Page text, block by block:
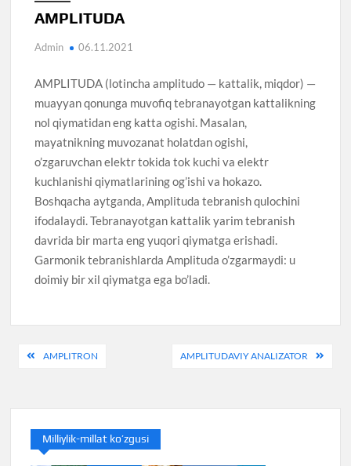
AMPLITUDA
Admin 06.11.2021
AMPLITUDA (lotincha amplitudo — kattalik, miqdor) —
muayyan qonunga muvofiq tebranayotgan kattalikning
nol qiymatidan eng katta ogishi. Masalan,
mayatnikning muvozanat holatdan ogishi,
o’zgaruvchan elektr tokida tok kuchi va elektr
kuchlanishi qiymatlarining og’ishi va hokazo.
Boshqacha aytganda, Amplituda tebranish qulochini
ifodalaydi. Tebranayotgan kattalik yarim tebranish
davrida bir marta eng yuqori qiymatga erishadi.
Garmonik tebranishlarda Amplituda o’zgarmaydi: u
doimiy bir xil qiymatga ega bo’ladi.
PostAMPLITRON AMPLITUDAVIY ANALIZATOR
Milliylik-millat ko’zgusi